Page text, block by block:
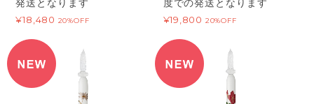
発送となります
¥18,480 20%OFF
度での発送となります
¥19,800 20%OFF